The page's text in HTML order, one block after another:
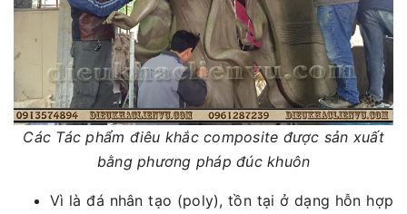
Các Tác phẩm điêu khắc composite được sản xuất
bằng phương pháp đúc khuôn
Vì là đá nhân tạo (poly), tồn tại ở dạng hỗn hợp